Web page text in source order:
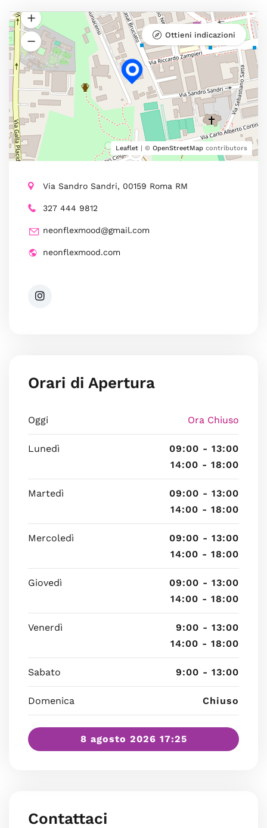
Leaflet | © OpenStreetMap contributors
Ottieni indicazioni
Via Sandro Sandri, 00159 Roma RM
327 444 9812
neonflexmood@gmail.com
neonflexmood.com
Orari di Apertura
Oggi Ora Chiuso
Lunedì
09:00 - 13:00
14:00 - 18:00
Martedì
09:00 - 13:00
14:00 - 18:00
Mercoledì
09:00 - 13:00
14:00 - 18:00
Giovedì
09:00 - 13:00
14:00 - 18:00
Venerdì
9:00 - 13:00
14:00 - 18:00
Sabato 9:00 - 13:00
Domenica Chiuso
8 agosto 2026 17:25
Contattaci